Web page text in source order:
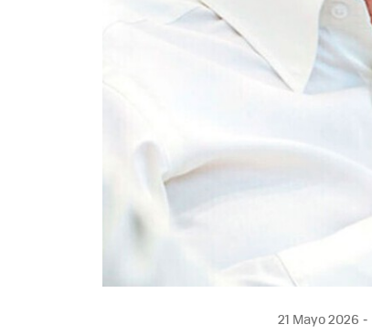
21 Mayo 2026